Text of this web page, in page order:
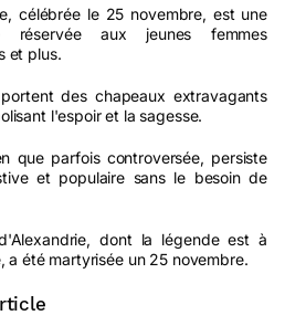
célébrée le 25 novembre, est une
réservée aux jeunes femmes
et plus.
des chapeaux extravagants
l'espoir et la sagesse.
que parfois controversée, persiste
et populaire sans le besoin de
dont la légende est à
a été martyrisée un 25 novembre.